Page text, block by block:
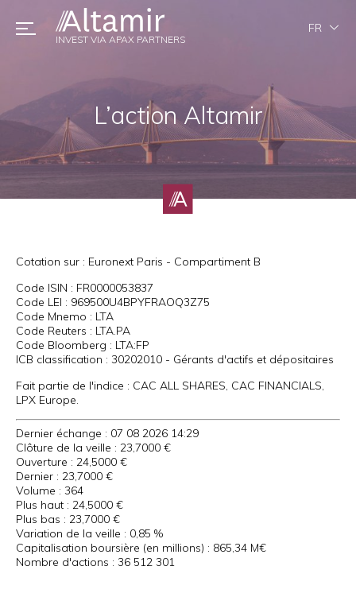
L’action Altamir
Cotation sur : Euronext Paris - Compartiment B
Code ISIN : FR0000053837
Code LEI : 969500U4BPYFRAOQ3Z75
Code Mnemo : LTA
Code Reuters : LTA.PA
Code Bloomberg : LTA:FP
ICB classification : 30202010 - Gérants d'actifs et dépositaires
Fait partie de l'indice : CAC ALL SHARES, CAC FINANCIALS,
LPX Europe.
Dernier échange : 07 08 2026 14:29
Clôture de la veille : 23,7000 €
Ouverture : 24,5000 €
Dernier : 23,7000 €
Volume : 364
Plus haut : 24,5000 €
Plus bas : 23,7000 €
Variation de la veille : 0,85 %
Capitalisation boursière (en millions) : 865,34 M€
Nombre d'actions : 36 512 301
INVEST VIA APAX PARTNERS
FR